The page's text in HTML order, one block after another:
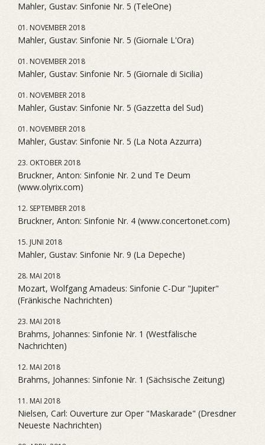
Mahler, Gustav: Sinfonie Nr. 5 (TeleOne)
01. NOVEMBER 2018
Mahler, Gustav: Sinfonie Nr. 5 (Giornale L'Ora)
01. NOVEMBER 2018
Mahler, Gustav: Sinfonie Nr. 5 (Giornale di Sicilia)
01. NOVEMBER 2018
Mahler, Gustav: Sinfonie Nr. 5 (Gazzetta del Sud)
01. NOVEMBER 2018
Mahler, Gustav: Sinfonie Nr. 5 (La Nota Azzurra)
23. OKTOBER 2018
Bruckner, Anton: Sinfonie Nr. 2 und Te Deum
(www.olyrix.com)
12. SEPTEMBER 2018
Bruckner, Anton: Sinfonie Nr. 4 (www.concertonet.com)
15. JUNI 2018
Mahler, Gustav: Sinfonie Nr. 9 (La Depeche)
28. MAI 2018
Mozart, Wolfgang Amadeus: Sinfonie C-Dur "Jupiter"
(Fränkische Nachrichten)
23. MAI 2018
Brahms, Johannes: Sinfonie Nr. 1 (Westfälische
Nachrichten)
12. MAI 2018
Brahms, Johannes: Sinfonie Nr. 1 (Sächsische Zeitung)
11. MAI 2018
Nielsen, Carl: Ouverture zur Oper "Maskarade" (Dresdner
Neueste Nachrichten)